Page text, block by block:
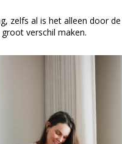
zelfs al is het alleen door
verschil maken.